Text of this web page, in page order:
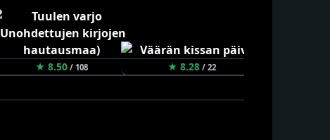
★ 8.50/ 108 ★ 8.28/ 22